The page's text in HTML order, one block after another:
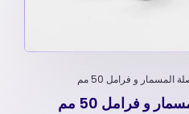
و فرامل 50 مم
و فرامل 50 مم